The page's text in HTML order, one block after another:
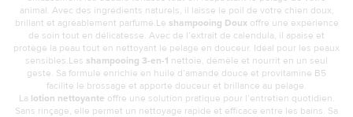
animal. Avec des ingrédients naturels, il laisse le poil de votre chien doux,
brillant et agréablement parfumé.Le shampooing Douxoffre une expérience
de soin tout en délicatesse. Avec de l’extrait de calendula, il apaise et
protège la peau tout en nettoyant le pelage en douceur. Idéal pour les peaux
sensibles.Les shampooing 3-en-1 nettoie, démêle et nourrit en un seul
geste. Sa formule enrichie en huile d’amande douce et provitamine B5
facilite le brossage et apporte douceur et brillance au pelage.
La lotion nettoyante offre une solution pratique pour l’entretien quotidien.
Sans rinçage, elle permet un nettoyage rapide et efficace entre les bains. Sa